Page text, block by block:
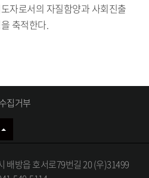
자로서의 자질함양과 사회진출
축적한다.
집거부
배방읍 호서로79번길 20 (우)31499